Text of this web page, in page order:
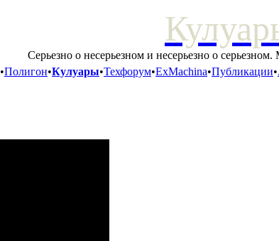
Серьезно о несерьезном и несерьезно о
•Полигон•Кулуары•Техфорум•ExMachina•Публикации•